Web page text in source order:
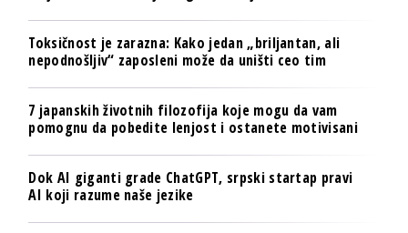
Toksičnost je zarazna: Kako jedan „briljantan, ali
nepodnošljiv“ zaposleni može da uništi ceo tim
7 japanskih životnih filozofija koje mogu da vam
pomognu da pobedite lenjost i ostanete motivisani
Dok AI giganti grade ChatGPT, srpski startap pravi
AI koji razume naše jezike